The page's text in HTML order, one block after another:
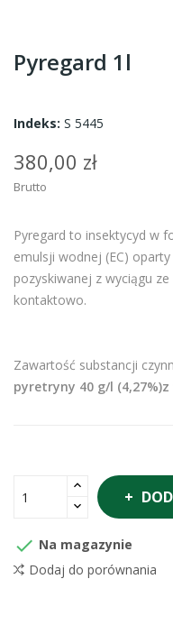
Pyregard 1l
Indeks: S 5445
380,00 zł
Brutto
Pyregard to insektycyd w
emulsji wodnej (EC)
pozyskiwanej z wyciągu ze
kontaktowo.
Zawartość substancji
pyretryny 40 g/l
 Na magazynie
Dodaj do porównania